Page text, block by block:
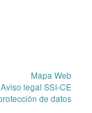
Mapa Web
Aviso legal SSI-CE
de datos